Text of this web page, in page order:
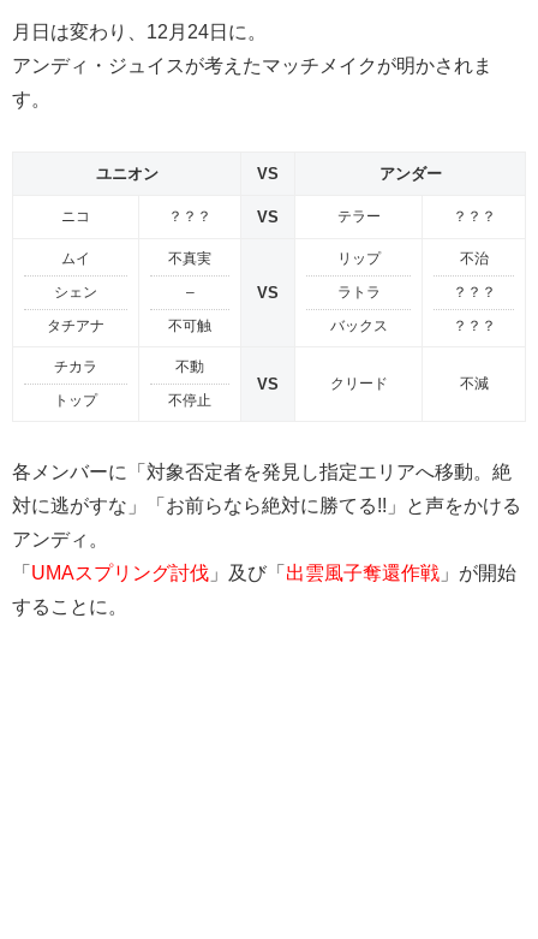
月日は変わり、12月24日に。
アンディ・ジュイスが考えたマッチメイクが明かされま
す。
ユニオン VS アンダー
ニコ ？？？ VS テラー ？？？
ムイ
シェン
タチアナ
不真実
–
不可触
VS
リップ
ラトラ
バックス
不治
？？？
？？？
チカラ
トップ
不動
不停止
VS クリード 不減
各メンバーに「対象否定者を発見し指定エリアへ移動。絶
対に逃がすな」「お前らなら絶対に勝てる!!」と声をかける
アンディ。
「 UMAスプリング討伐 」及び「 出雲風子奪還作戦 」が開始
することに。